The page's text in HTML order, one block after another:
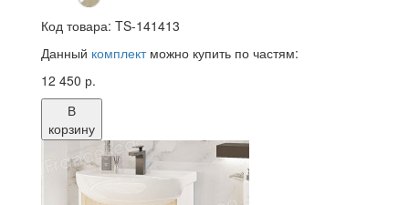
Код товара: TS-141413
Данный комплектможно купить по частям:
12 450 р.
В
корзину